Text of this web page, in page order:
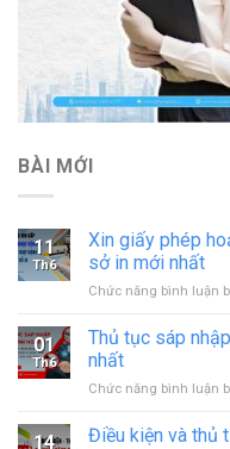
BÀI MỚI
11
Th6
Xin giấy phép
sở in mới nhất
Chức năng bình luận
01
Th6
Thủ tục sáp
nhất
Chức năng bình luận
14 Điều kiện và thủ